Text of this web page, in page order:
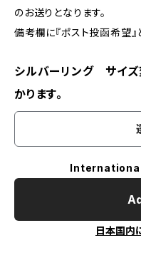
のお送りとなります。
備考欄に『ポスト投函希望』
シルバーリング サイ
かります。
日本国内